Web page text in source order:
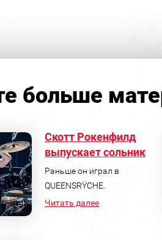
больше
Скотт Рокенфилд
выпускает сольник
Раньше он играл в
QUEENSRŸCHE.
Читать далее